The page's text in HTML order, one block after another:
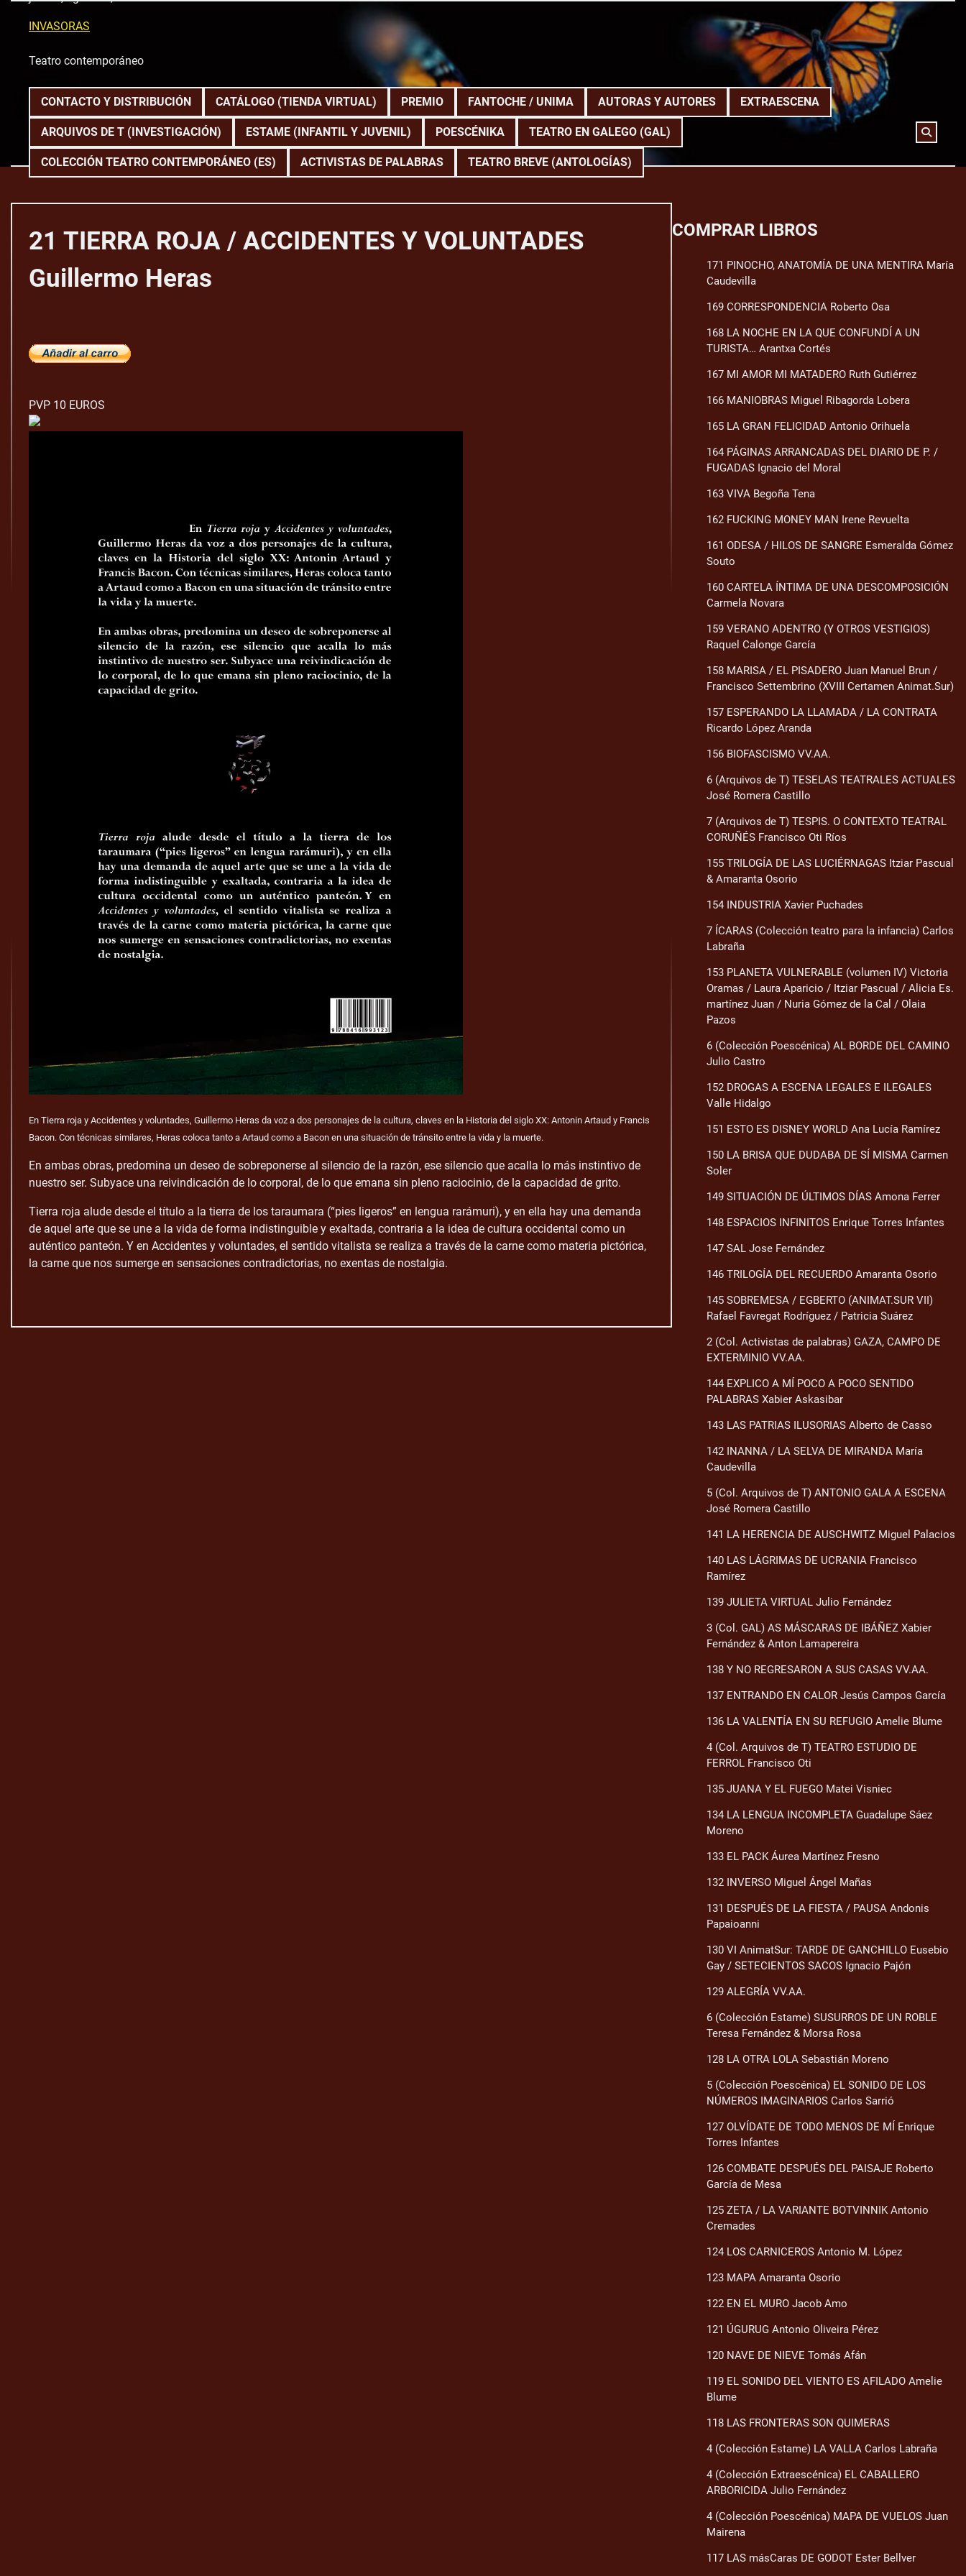
INVASORAS
Teatro contemporáneo
CONTACTO Y DISTRIBUCIÓN CATÁLOGO (TIENDA VIRTUAL) PREMIO FANTOCHE / UNIMA AUTORAS Y AUTORES EXTRAESCENA
ARQUIVOS DE T (INVESTIGACIÓN) ESTAME (INFANTIL Y JUVENIL) POESCÉNIKA TEATRO EN GALEGO (GAL)
COLECCIÓN TEATRO CONTEMPORÁNEO (ES) ACTIVISTAS DE PALABRAS TEATRO BREVE (ANTOLOGÍAS)
21 TIERRA ROJA / ACCIDENTES Y VOLUNTADES
Guillermo Heras
PVP 10 EUROS
En Tierra roja y Accidentes y voluntades, Guillermo Heras da voz a dos personajes de la cultura, claves en la Historia del siglo XX: Antonin Artaud y Francis
Bacon. Con técnicas similares, Heras coloca tanto a Artaud como a Bacon en una situación de tránsito entre la vida y la muerte.
En ambas obras, predomina un deseo de sobreponerse al silencio de la razón, ese silencio que acalla lo más instintivo de
nuestro ser. Subyace una reivindicación de lo corporal, de lo que emana sin pleno raciocinio, de la capacidad de grito.
Tierra roja alude desde el título a la tierra de los taraumara (“pies ligeros” en lengua rarámuri), y en ella hay una demanda
de aquel arte que se une a la vida de forma indistinguible y exaltada, contraria a la idea de cultura occidental como un
auténtico panteón. Y en Accidentes y voluntades, el sentido vitalista se realiza a través de la carne como materia pictórica,
la carne que nos sumerge en sensaciones contradictorias, no exentas de nostalgia.
COMPRAR LIBROS
171 PINOCHO, ANATOMÍA DE UNA MENTIRA María
Caudevilla
169 CORRESPONDENCIA Roberto Osa
168 LA NOCHE EN LA QUE CONFUNDÍ A UN
TURISTA… Arantxa Cortés
167 MI AMOR MI MATADERO Ruth Gutiérrez
166 MANIOBRAS Miguel Ribagorda Lobera
165 LA GRAN FELICIDAD Antonio Orihuela
164 PÁGINAS ARRANCADAS DEL DIARIO DE P. /
FUGADAS Ignacio del Moral
163 VIVA Begoña Tena
162 FUCKING MONEY MAN Irene Revuelta
161 ODESA / HILOS DE SANGRE Esmeralda Gómez
Souto
160 CARTELA ÍNTIMA DE UNA DESCOMPOSICIÓN
Carmela Novara
159 VERANO ADENTRO (Y OTROS VESTIGIOS)
Raquel Calonge García
158 MARISA / EL PISADERO Juan Manuel Brun /
Francisco Settembrino (XVIII Certamen Animat.Sur)
157 ESPERANDO LA LLAMADA / LA CONTRATA
Ricardo López Aranda
156 BIOFASCISMO VV.AA.
6 (Arquivos de T) TESELAS TEATRALES ACTUALES
José Romera Castillo
7 (Arquivos de T) TESPIS. O CONTEXTO TEATRAL
CORUÑÉS Francisco Oti Ríos
155 TRILOGÍA DE LAS LUCIÉRNAGAS Itziar Pascual
& Amaranta Osorio
154 INDUSTRIA Xavier Puchades
7 ÍCARAS (Colección teatro para la infancia) Carlos
Labraña
153 PLANETA VULNERABLE (volumen IV) Victoria
Oramas / Laura Aparicio / Itziar Pascual / Alicia Es.
martínez Juan / Nuria Gómez de la Cal / Olaia
Pazos
6 (Colección Poescénica) AL BORDE DEL CAMINO
Julio Castro
152 DROGAS A ESCENA LEGALES E ILEGALES
Valle Hidalgo
151 ESTO ES DISNEY WORLD Ana Lucía Ramírez
150 LA BRISA QUE DUDABA DE SÍ MISMA Carmen
Soler
149 SITUACIÓN DE ÚLTIMOS DÍAS Amona Ferrer
148 ESPACIOS INFINITOS Enrique Torres Infantes
147 SAL Jose Fernández
146 TRILOGÍA DEL RECUERDO Amaranta Osorio
145 SOBREMESA / EGBERTO (ANIMAT.SUR VII)
Rafael Favregat Rodríguez / Patricia Suárez
2 (Col. Activistas de palabras) GAZA, CAMPO DE
EXTERMINIO VV.AA.
144 EXPLICO A MÍ POCO A POCO SENTIDO
PALABRAS Xabier Askasibar
143 LAS PATRIAS ILUSORIAS Alberto de Casso
142 INANNA / LA SELVA DE MIRANDA María
Caudevilla
5 (Col. Arquivos de T) ANTONIO GALA A ESCENA
José Romera Castillo
141 LA HERENCIA DE AUSCHWITZ Miguel Palacios
140 LAS LÁGRIMAS DE UCRANIA Francisco
Ramírez
139 JULIETA VIRTUAL Julio Fernández
3 (Col. GAL) AS MÁSCARAS DE IBÁÑEZ Xabier
Fernández & Anton Lamapereira
138 Y NO REGRESARON A SUS CASAS VV.AA.
137 ENTRANDO EN CALOR Jesús Campos García
136 LA VALENTÍA EN SU REFUGIO Amelie Blume
4 (Col. Arquivos de T) TEATRO ESTUDIO DE
FERROL Francisco Oti
135 JUANA Y EL FUEGO Matei Visniec
134 LA LENGUA INCOMPLETA Guadalupe Sáez
Moreno
133 EL PACK Áurea Martínez Fresno
132 INVERSO Miguel Ángel Mañas
131 DESPUÉS DE LA FIESTA / PAUSA Andonis
Papaioanni
130 VI AnimatSur: TARDE DE GANCHILLO Eusebio
Gay / SETECIENTOS SACOS Ignacio Pajón
129 ALEGRÍA VV.AA.
6 (Colección Estame) SUSURROS DE UN ROBLE
Teresa Fernández & Morsa Rosa
128 LA OTRA LOLA Sebastián Moreno
5 (Colección Poescénica) EL SONIDO DE LOS
NÚMEROS IMAGINARIOS Carlos Sarrió
127 OLVÍDATE DE TODO MENOS DE MÍ Enrique
Torres Infantes
126 COMBATE DESPUÉS DEL PAISAJE Roberto
García de Mesa
125 ZETA / LA VARIANTE BOTVINNIK Antonio
Cremades
124 LOS CARNICEROS Antonio M. López
123 MAPA Amaranta Osorio
122 EN EL MURO Jacob Amo
121 ÚGURUG Antonio Oliveira Pérez
120 NAVE DE NIEVE Tomás Afán
119 EL SONIDO DEL VIENTO ES AFILADO Amelie
Blume
118 LAS FRONTERAS SON QUIMERAS
4 (Colección Estame) LA VALLA Carlos Labraña
4 (Colección Extraescénica) EL CABALLERO
ARBORICIDA Julio Fernández
4 (Colección Poescénica) MAPA DE VUELOS Juan
Mairena
117 LAS másCaras DE GODOT Ester Bellver